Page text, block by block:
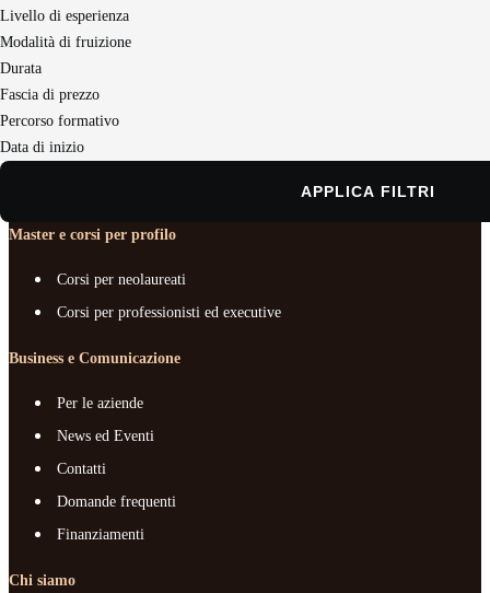
Livello di esperienza
Modalità di fruizione
Durata
Fascia di prezzo
Percorso formativo
Data di inizio
APPLICA FILTRI
Seguici sui social
Master e corsi per profilo
Business e Comunicazione
Chi siamo
Master e corsi per profilo
Corsi per neolaureati
Corsi per professionisti ed executive
Business e Comunicazione
Per le aziende
News ed Eventi
Contatti
Domande frequenti
Finanziamenti
Chi siamo